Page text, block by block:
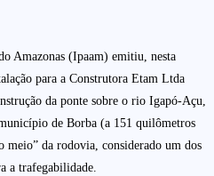
Amazonas (Ipaam) emitiu, nesta
para a Construtora Etam Ltda
da ponte sobre o rio Igapó-Açu,
de Borba (a 151 quilômetros
meio” da rodovia, considerado um dos
a trafegabilidade.